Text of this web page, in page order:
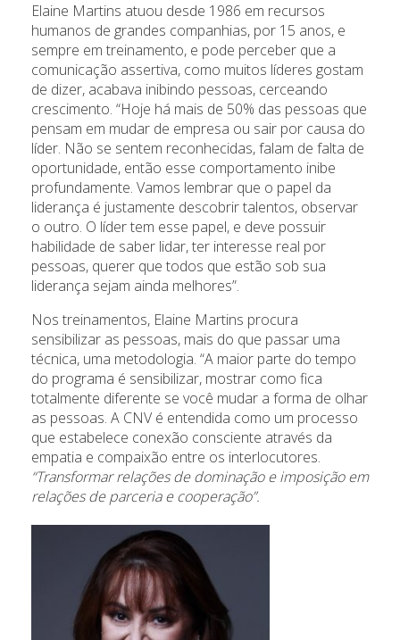
Elaine Martins atuou desde 1986 em recursos
humanos de grandes companhias, por 15 anos, e
sempre em treinamento, e pode perceber que a
comunicação assertiva, como muitos líderes gostam
de dizer, acabava inibindo pessoas, cerceando
crescimento. “Hoje há mais de 50% das pessoas que
pensam em mudar de empresa ou sair por causa do
líder. Não se sentem reconhecidas, falam de falta de
oportunidade, então esse comportamento inibe
profundamente. Vamos lembrar que o papel da
liderança é justamente descobrir talentos, observar
o outro. O líder tem esse papel, e deve possuir
habilidade de saber lidar, ter interesse real por
pessoas, querer que todos que estão sob sua
liderança sejam ainda melhores”.
Nos treinamentos, Elaine Martins procura
sensibilizar as pessoas, mais do que passar uma
técnica, uma metodologia. “A maior parte do tempo
do programa é sensibilizar, mostrar como fica
totalmente diferente se você mudar a forma de olhar
as pessoas. A CNV é entendida como um processo
que estabelece conexão consciente através da
empatia e compaixão entre os interlocutores.
“Transformar relações de dominação e imposição em
relações de parceria e cooperação”.